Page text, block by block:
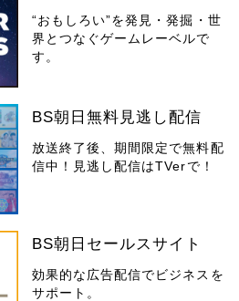
“おもしろい”を発見・発掘・世
界とつなぐゲームレーベルで
す。
BS朝日無料見逃し配信
放送終了後、期間限定で無料配
信中！見逃し配信はTVerで！
BS朝日セールスサイト
効果的な広告配信でビジネスを
サポート。